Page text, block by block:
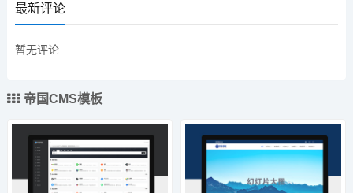
最新评论
暂无评论
帝国CMS模板